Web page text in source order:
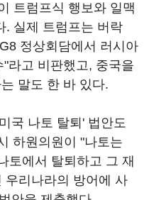
트럼프식 행보와 일맥
. 실제 트럼프는 버락
정상회담에서 러시아
라고 비판했고, 중국을
말도 한 바 있다.
국 나토 탈퇴' 법안도
하원의원이 "나토는
토에서 탈퇴하고 그 재
우리나라의 방어에 사